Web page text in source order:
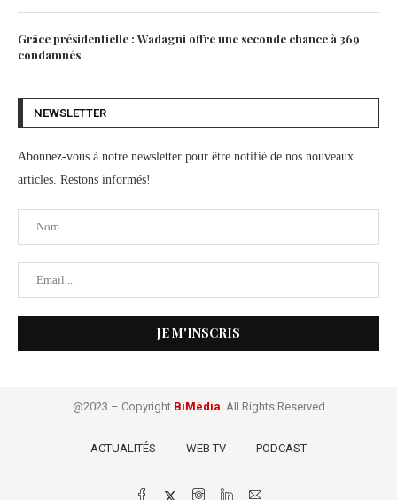
Grâce présidentielle : Wadagni offre une seconde chance à 369
condamnés
NEWSLETTER
Abonnez-vous à notre newsletter pour être notifié de nos nouveaux
articles. Restons informés!
@2023 – Copyright BiMédia. All Rights Reserved
ACTUALITÉS WEB TV PODCAST